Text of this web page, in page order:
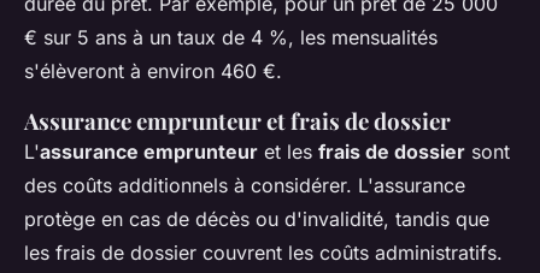
€ sur 5 ans à un taux de 4 %, les mensualités
s'élèveront à environ 460 €.
Assurance emprunteur et frais de dossier
L'assurance emprunteur et les frais de dossier sont
des coûts additionnels à considérer. L'assurance
protège en cas de décès ou d'invalidité, tandis que
les frais de dossier couvrent les coûts administratifs.